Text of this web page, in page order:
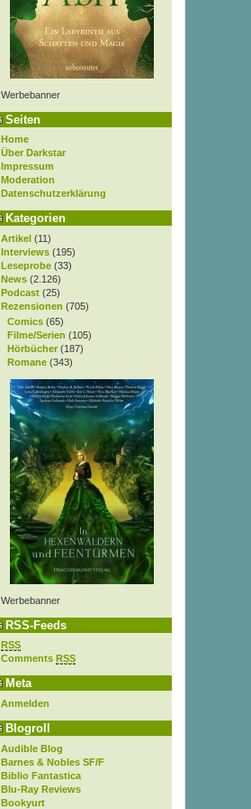
Werbebanner
Seiten
Home
Über Darkstar
Impressum
Moderation
Datenschutzerklärung
Kategorien
Artikel (11)
Interviews (195)
Leseprobe (33)
News (2.126)
Podcast (25)
Rezensionen (705)
Comics (65)
Filme/Serien (105)
Hörbücher (187)
Romane (343)
Werbebanner
RSS-Feeds
RSS
Comments RSS
Meta
Anmelden
Blogroll
Audible Blog
Barnes & Nobles SF/F
Biblio Fantastica
Blu-Ray Reviews
Bookyurt